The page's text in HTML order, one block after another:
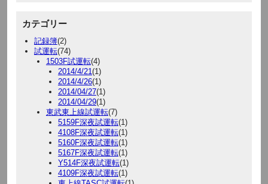
カテゴリー
記録簿(2)
試運転(74)
1503F試運転(4)
2014/4/21 (1)
2014/4/26(1)
2014/04/27(1)
2014/04/29(1)
東武東上線試運転(7)
5159F深夜試運転(1)
4108F深夜試運転(1)
5160F深夜試運転(1)
5167F深夜試運転(1)
Y514F深夜試運転(1)
4109F深夜試運転(1)